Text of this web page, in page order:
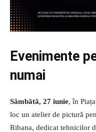
Evenimente
numai
Sâmbătă, 27 iunie, în
loc un atelier de pictură
Ribana, dedicat tehnicilor